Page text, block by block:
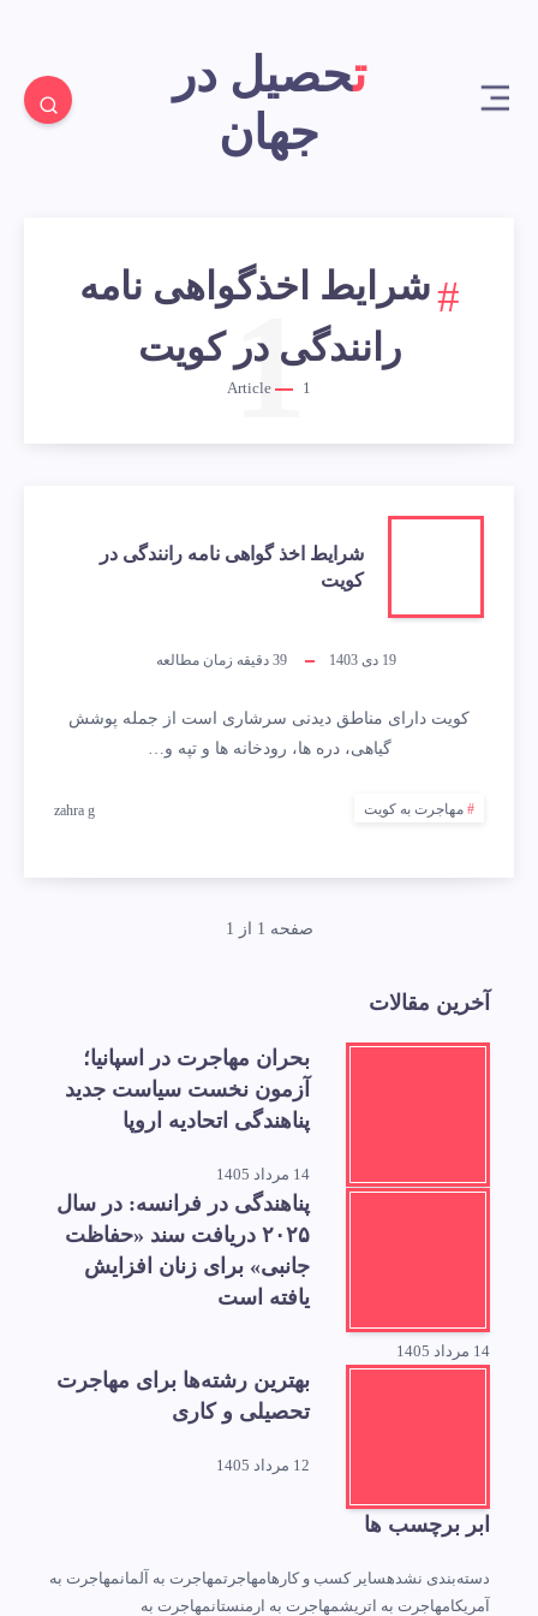
تحصیل در
جهان
شرایط اخذگواهی نامه
رانندگی در کویت
1
1
شرایط اخذ گواهی نامه رانندگی در
کویت
19 دی 1403 39 دقیقه زمان مطالعه
کویت دارای مناطق دیدنی سرشاری است از جمله پوشش
گیاهی، دره ها، رودخانه ها و تپه و…
مهاجرت به کویت zahra g
صفحه 1 از 1
آخرین مقالات
بحران مهاجرت در اسپانیا؛
آزمون نخست سیاست جدید
پناهندگی اتحادیه اروپا
14 مرداد 1405
پناهندگی در فرانسه: در سال
۲۰۲۵ دریافت سند «حفاظت
جانبی» برای زنان افزایش
یافته است
14 مرداد 1405
بهترین رشته‌ها برای مهاجرت
تحصیلی و کاری
12 مرداد 1405
ابر برچسب ها
دسته‌بندی نشدهسایر کسب و کارهامهاجرتمهاجرت به آلمانمهاجرت به
آمریکامهاجرت به اتریشمهاجرت به ارمنستانمهاجرت به